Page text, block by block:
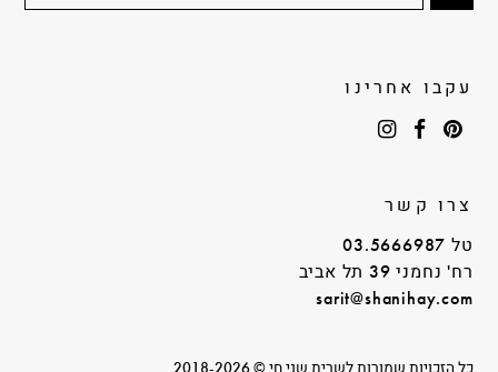
עקבו אחרינו
צרו קשר
טל 03.5666987
רח' נחמני 39 תל אביב
sarit@shanihay.com
כל הזכויות שמורות לשרית שני חי © 2018-2026